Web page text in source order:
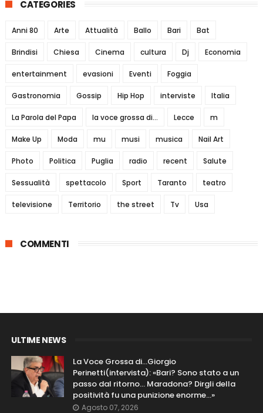
CATEGORIES
Anni 80 Arte Attualità Ballo Bari Bat
Brindisi Chiesa Cinema cultura Dj Economia
entertainment evasioni Eventi Foggia
Gastronomia Gossip Hip Hop interviste Italia
La Parola del Papa la voce grossa di... Lecce m
Make Up Moda mu musi musica Nail Art
Photo Politica Puglia radio recent Salute
Sessualità spettacolo Sport Taranto teatro
televisione Territorio the street Tv Usa
COMMENTI
ULTIME NEWS
La Voce Grossa di…Giorgio
Perinetti(intervista): «Bari? Sono stato a un
passo dal ritorno... Maradona? Dirgli della
positività fu una punizione enorme…»
Agosto 07, 2026